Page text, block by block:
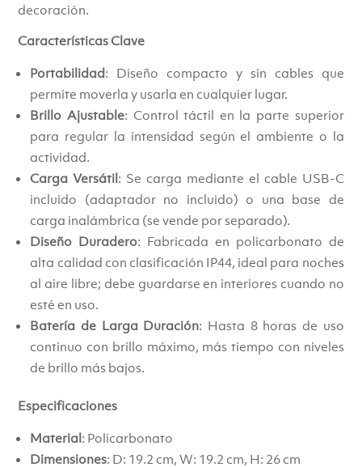
decoración.
Características Clave
Portabilidad: Diseño compacto y sin cables que
permite moverla y usarla en cualquier lugar.
Brillo Ajustable: Control táctil en la parte superior
para regular la intensidad según el ambiente o la
actividad.
Carga Versátil: Se carga mediante el cable USB-C
incluido (adaptador no incluido) o una base de
carga inalámbrica (se vende por separado).
Diseño Duradero: Fabricada en policarbonato de
alta calidad con clasificación IP44, ideal para noches
al aire libre; debe guardarse en interiores cuando no
esté en uso.
Batería de Larga Duración: Hasta 8 horas de uso
continuo con brillo máximo, más tiempo con niveles
de brillo más bajos.
Especificaciones
Material: Policarbonato
Dimensiones: D: 19.2 cm, W: 19.2 cm, H: 26 cm